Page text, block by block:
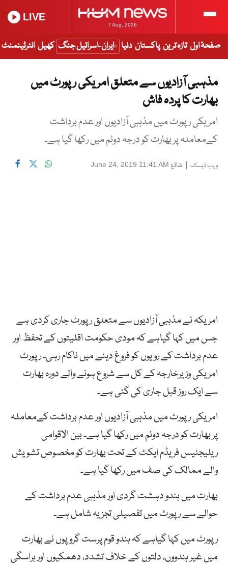
7 Aug, 2026
LIVE
صفحۂ اول تازہ ترین پاکستان دنیا ایران-اسرائیل جنگ کھیل انٹرٹینمنٹ
مذہبی آزادیوں سے متعلق امریکی رپورٹ میں
بھارت کا پردہ فاش
امریکی رپورٹ میں مذہبی آزادیوں اور عدم برداشت
کےمعاملہ پر بھارت کو درجہ دوئم میں رکھا گیا ہے۔
ویب ڈیسک | شائع June 24, 2019 11:41 AM
امریکہ نے مذہبی آزادیوں سے متعلق رپورٹ جاری کردی ہے
جس میں کہا گیاہے کہ مودی حکومت اقلیتوں کے تحفظ اور
عدم برداشت کے رویوں کو فروغ دینے میں ناکام رہی۔ رپورٹ
امریکی وزیرخارجہ کے کل سے شروع ہونے والے دورہ بھارت
سے ایک روز قبل جاری کی گئی ہے۔
امریکی رپورٹ میں مذہبی آزادیوں اور عدم برداشت کےمعاملہ
پر بھارت کو درجہ دوئم میں رکھا گیا ہے۔ بین الاقوامی
ریلیجئیس فریڈم ایکٹ کے تحت بھارت کو مخصوص تشویش
والے ممالک کی صف میں رکھا گیا ہے۔
بھارت میں ہندو دہشت گردی اور مذہبی عدم برداشت کے
حوالے سے رپورٹ میں تفصیلی تجزیہ شامل ہے۔
رپورٹ میں کہا گیاہے کہ ہندو قوم پرست گروپوں نے بھارت
میں غیر ہندووں، دلتوں کے خلاف تشدد، دھمکیوں اور ہراسگی